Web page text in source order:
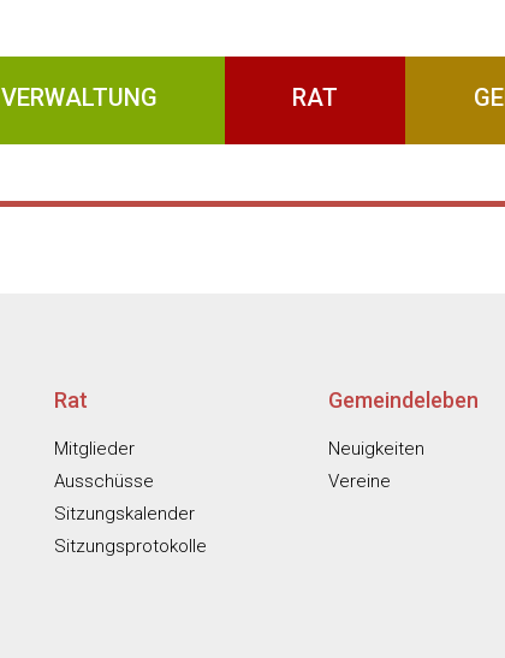
VERWALTUNG RAT
Rat
Mitglieder
Ausschüsse
Sitzungskalender
Sitzungsprotokolle
Gemeindeleben
Neuigkeiten
Vereine